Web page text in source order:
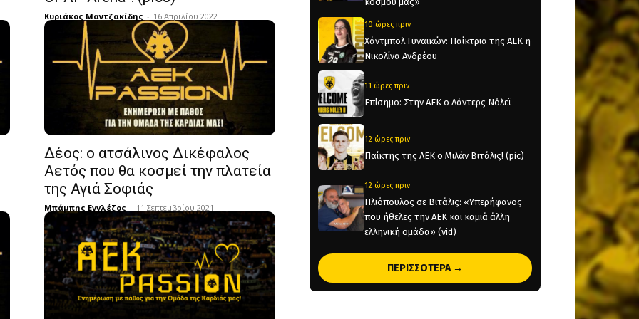
Κυριάκος Μαντζακίδης - 16 Απριλίου 2022
Δέος: ο ατσάλινος Δικέφαλος
Αετός που θα κοσμεί την πλατεία
της Αγιά Σοφιάς
Μπάμπης Εγγλέζος - 11 Σεπτεμβρίου 2021
10 ώρες πριν
Χάντμπολ Γυναικών: Παίκτρια της ΑΕΚ η
Νικολίνα Ανδρέου
11 ώρες πριν
Επίσημο: Στην ΑΕΚ ο Λάντερς Νόλεϊ
12 ώρες πριν
Παίκτης της ΑΕΚ ο Μιλάν Βιτάλις! (pic)
12 ώρες πριν
Ηλιόπουλος σε Βιτάλις: «Υπερήφανος
που ήθελες την ΑΕΚ και καμιά άλλη
ελληνική ομάδα» (vid)
18 ώρες πριν
«Θέλτα και ΑΕΚ μάχονται για τον Κέρβιν
Αριάνγκα»
ΠΕΡΙΣΣΟΤΕΡΑ →